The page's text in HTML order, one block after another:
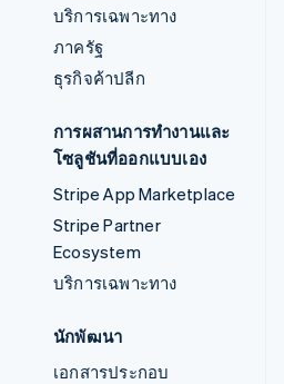
บริการเฉพาะทาง
ภาครัฐ
ธุรกิจค้าปลีก
การผสานการทำงานและ
โซลูชันที่ออกแบบเอง
Stripe App Marketplace
Stripe Partner
Ecosystem
บริการเฉพาะทาง
นักพัฒนา
เอกสารประกอบ